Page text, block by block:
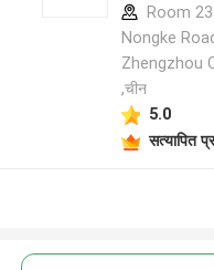
Room
Nongke
Zhengzhou
,चीन
5.0
सत्यापित